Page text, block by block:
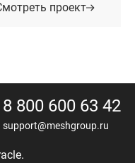
проект
8 800 600 63 42
support@meshgroup.ru